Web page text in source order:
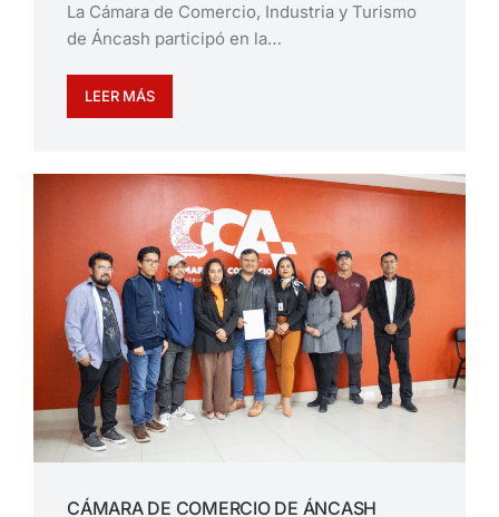
La Cámara de Comercio, Industria y Turismo
de Áncash participó en la…
LEER MÁS
CÁMARA DE COMERCIO DE ÁNCASH